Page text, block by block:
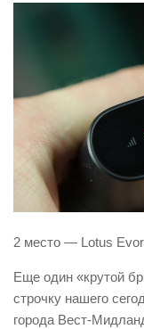
2 место — Lotus
Еще один «крутой
строчку нашего
города Вест-